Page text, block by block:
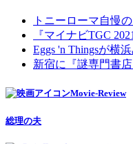
トニーローマ自慢
『マイナビTGC
Eggs 'n Thingsが横
新宿に『謎専門書
Movie-Review
総理の夫